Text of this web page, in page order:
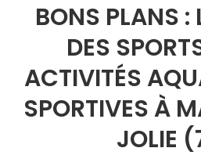
BONS PLANS :
DES
ACTIVITÉS
SPORTIVES À
JOLIE